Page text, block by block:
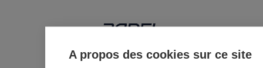
A propos des cookies sur ce site